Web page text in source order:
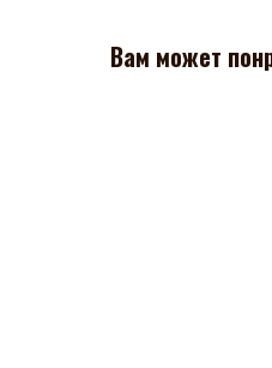
Вам может